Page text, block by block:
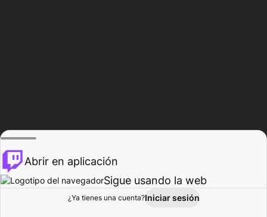
Explorar Actividad
Abrir en aplicación
Sigue usando la web
¿Ya tienes una cuenta?Iniciar sesión